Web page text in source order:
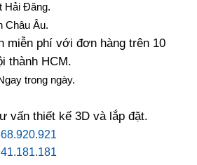
3,890,000₫.
Hải Đăng.
Châu Âu.
miễn phí với đơn hàng trên 10
thành HCM.
trong ngày.
vấn thiết kế 3D và lắp đặt.